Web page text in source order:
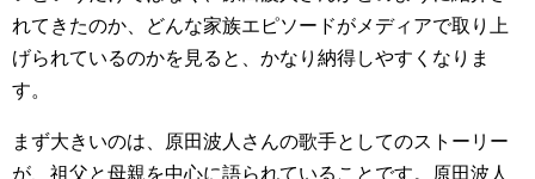
れてきたのか、どんな家族エピソードがメディアで取り上
げられているのかを見ると、かなり納得しやすくなりま
す。
まず大きいのは、原田波人さんの歌手としてのストーリー
が、祖父と母親を中心に語られていることです。原田波人